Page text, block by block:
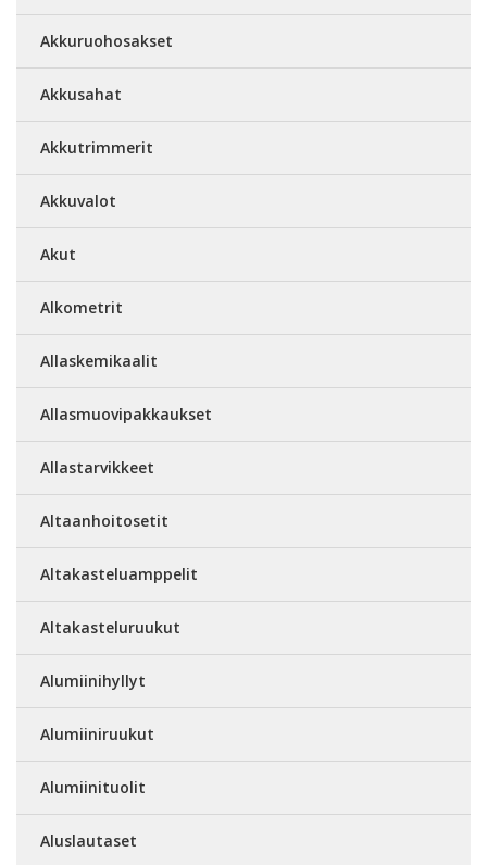
Akkuruohosakset
Akkusahat
Akkutrimmerit
Akkuvalot
Akut
Alkometrit
Allaskemikaalit
Allasmuovipakkaukset
Allastarvikkeet
Altaanhoitosetit
Altakasteluamppelit
Altakasteluruukut
Alumiinihyllyt
Alumiiniruukut
Alumiinituolit
Aluslautaset